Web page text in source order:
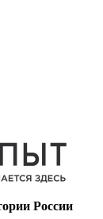
России